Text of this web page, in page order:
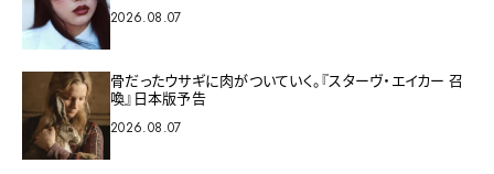
2026.08.07
骨だったウサギに肉がついていく。『スターヴ・エイカー 召
喚』日本版予告
2026.08.07